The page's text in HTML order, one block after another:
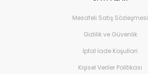
Mesafeli Satış Sözleşmesi
Gizlilik ve Güvenlik
İptal İade Koşullari
Kişisel Veriler Politikası